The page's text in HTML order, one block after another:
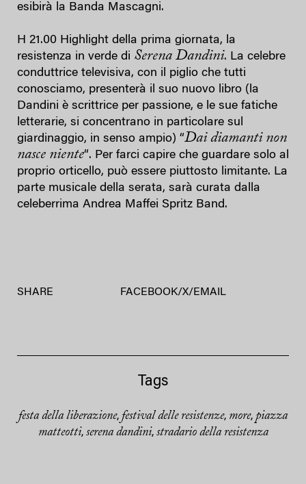
esibirà la Banda Mascagni.
H 21.00 Highlight della prima giornata, la
resistenza in verde di Serena Dandini. La celebre
conduttrice televisiva, con il piglio che tutti
conosciamo, presenterà il suo nuovo libro (la
Dandini è scrittrice per passione, e le sue fatiche
letterarie, si concentrano in particolare sul
giardinaggio, in senso ampio) “Dai diamanti non
nasce niente“. Per farci capire che guardare solo al
proprio orticello, può essere piuttosto limitante. La
parte musicale della serata, sarà curata dalla
celeberrima Andrea Maffei Spritz Band.
SHARE FACEBOOK/X/ EMAIL
Tags
festa della liberazione, festival delle resistenze, more, piazza
matteotti, serena dandini, stradario della resistenza